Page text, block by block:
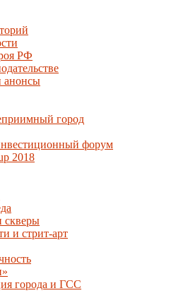
РФ
анонсы
город
форум
2018
скверы
и стрит-арт
города и ГСС